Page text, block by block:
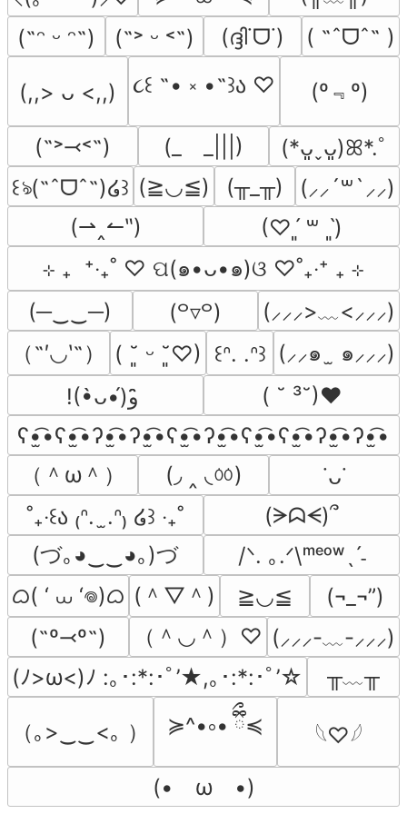
(˶ᵔ ᵕ ᵔ˶)
(˶˃ ᵕ ˂˶) (ദ്ദി˙ᗜ˙) ( ˶ˆᗜˆ˵ )
(,,> ᴗ <,,) ૮꒰ ˶• ༝ •˶꒱ა ♡ (º﹃º)
(˶˃⤙˂˶) (_　_|||)
(*ᴗ͈ˬᴗ͈)ꕤ*.ﾟ
꒰ঌ(˶ˆᗜˆ˵)໒꒱ (≧◡≦) (╥_╥)
(⸝⸝´꒳`⸝⸝)
(⇀‸↼‶)
(♡ˊ͈ ꒳ ˋ͈)
⊹ ₊  ⁺‧₊˚ ♡ ପ(๑•ᴗ•๑)ଓ ♡˚₊‧⁺ ₊ ⊹
(─‿‿─)
(꒪▿꒪)
(⸝⸝⸝>﹏<⸝⸝⸝)
（˶′◡‵˶）
( ˘͈ ᵕ ˘͈♡) ꒰ᐢ. .ᐢ꒱ (⸝⸝๑  ̫ ๑⸝⸝⸝)
( ˘ ³˘)♥
ʕ•̫͡•ʕ•̫͡•ʔ•̫͡•ʔ•̫͡•ʕ•̫͡•ʔ•̫͡•ʕ•̫͡•ʕ•̫͡•ʔ•̫͡•ʔ•̫͡•
（＾ω＾）
(◞ ‸ ◟ㆀ)
˙ᴗ˙
˚₊‧꒰ა ₍ᐢ.  ̫.ᐢ₎ ໒꒱ ‧₊˚
(ᗒᗣᗕ)՞
(づ｡◕‿‿◕｡)づ
/ᐠ. ｡.ᐟ\ᵐᵉᵒʷˎˊ˗
ᜊ( ‘ ⩊ ‘𖦹)ᜊ (＾▽＾) ≧◡≦
(¬_¬”)
(˶º⤙º˶)
（＾◡＾）♡ (⸝⸝⸝-﹏-⸝⸝⸝)
(ﾉ>ω<)ﾉ :｡･:*:･ﾟ’★,｡･:*:･ﾟ’☆
╥﹏╥
（｡>‿‿<｡ ） ≽^•༚• ྀིྀ≼
𓆩♡𓆪
(•　ω　•)